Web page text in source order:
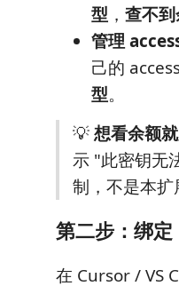
型 ， 查不
管理
己的
型。
💡想看余额
示 "此密钥无
制，不是本扩
第二步：绑定
在 Cursor / VS